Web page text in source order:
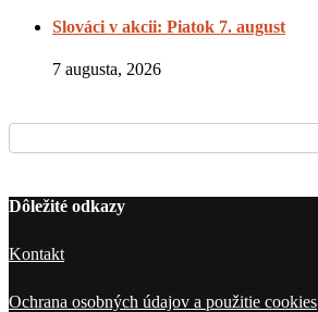
Slováci v akcii: Piatok 7. august
7 augusta, 2026
Dôležité odkazy
Kontakt
Ochrana osobných údajov a použitie cookies